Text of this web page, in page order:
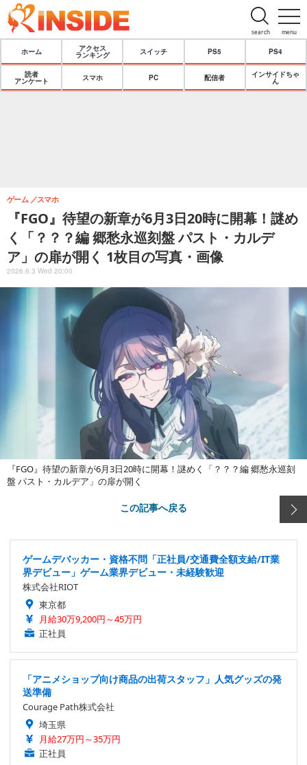
menu
search
ホーム
アクセス
ランキング
スイッチ PS5 PS4
読者
アンケート
スマホ PC 配信者
インサイドちゃ
ん
『FGO』待望の新章が6月3日20時に開幕！謎め
く「？？？編 郷愁永巡刻盤 パスト・カルデ
ア」の扉が開く 1枚目の写真・画像
ゲーム スマホ
2026.6.3 Wed 20:00
『FGO』待望の新章が6月3日20時に開幕！謎めく「？？？編 郷愁永巡刻
盤 パスト・カルデア」の扉が開く
この記事へ戻る
ゲームデバッカー・資格不問「正社員/交通費全額支給/IT業
界デビュー」ゲーム業界デビュー・未経験歓迎
株式会社RIOT
東京都
月給30万9,200円～45万円
正社員
「アニメショップ向け商品の出荷スタッフ」人気グッズの発
送準備
Courage Path株式会社
埼玉県
月給27万円～35万円
正社員